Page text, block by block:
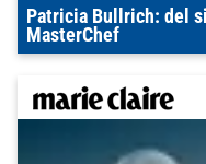
Patricia Bullrich: del
MasterChef